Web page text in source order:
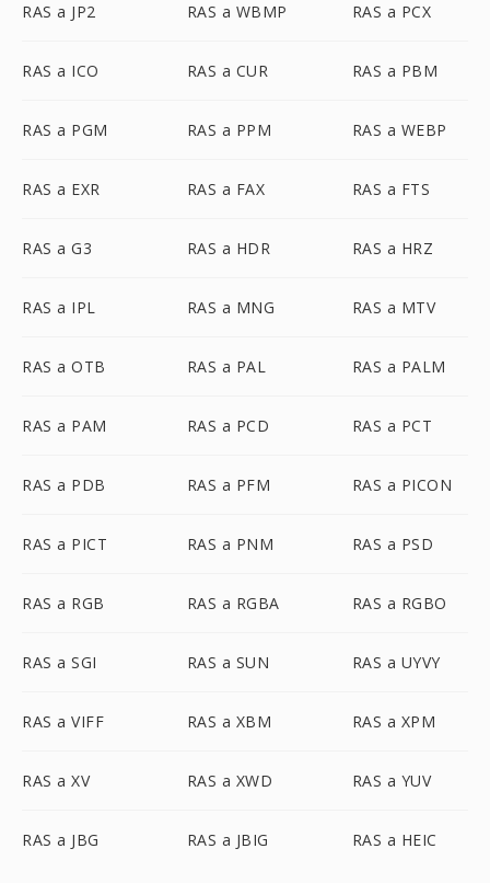
RAS a JP2 RAS a WBMP RAS a PCX
RAS a ICO RAS a CUR RAS a PBM
RAS a PGM RAS a PPM RAS a WEBP
RAS a EXR RAS a FAX RAS a FTS
RAS a G3 RAS a HDR RAS a HRZ
RAS a IPL RAS a MNG RAS a MTV
RAS a OTB RAS a PAL RAS a PALM
RAS a PAM RAS a PCD RAS a PCT
RAS a PDB RAS a PFM RAS a PICON
RAS a PICT RAS a PNM RAS a PSD
RAS a RGB RAS a RGBA RAS a RGBO
RAS a SGI RAS a SUN RAS a UYVY
RAS a VIFF RAS a XBM RAS a XPM
RAS a XV RAS a XWD RAS a YUV
RAS a JBG RAS a JBIG RAS a HEIC